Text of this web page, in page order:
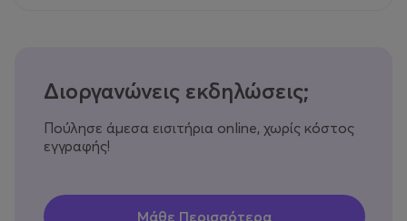
Διοργανώνεις εκδηλώσεις;
Πούλησε άμεσα εισιτήρια online, χωρίς κόστος
εγγραφής!